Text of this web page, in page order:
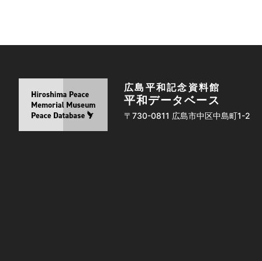
広島平和記念資料館
平和データベース
〒730-0811 広島市中区中島町1-2